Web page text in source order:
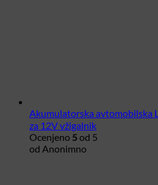
Akumulatorska avtomobilska
za 12V vžigalnik
Ocenjeno 5 od 5
od Anonimno